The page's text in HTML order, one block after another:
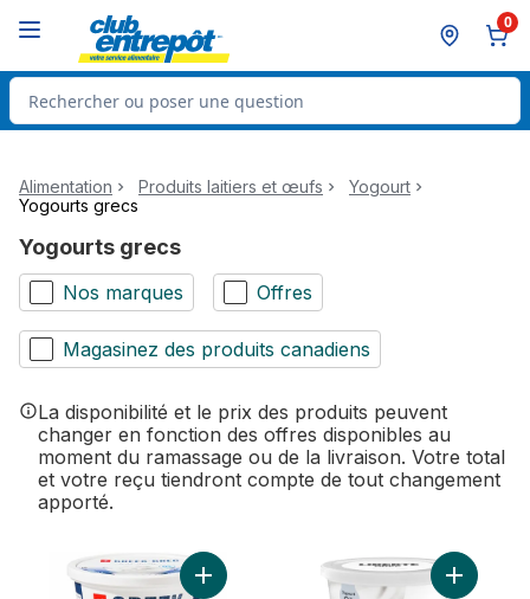
0
Rechercher des produits
Alimentation Produits laitiers et œufs
Yogourt
Yogourts grecs
Yogourts grecs
Nos marques Offres
Magasinez des produits canadiens
La disponibilité et le prix des produits peuvent
changer en fonction des offres disponibles au
moment du ramassage ou de la livraison. Votre total
et votre reçu tiendront compte de tout changement
apporté.
Ajouter Yogourt grec nature à 0 % de
Ajouter